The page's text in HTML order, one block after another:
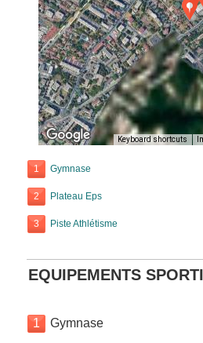
Keyboard shortcuts
1 Gymnase
2 Plateau Eps
3 Piste Athlétisme
EQUIPEMENTS
1 Gymnase